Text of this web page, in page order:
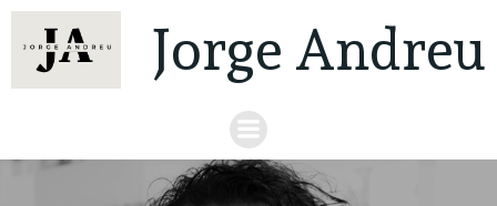
Jorge Andreu